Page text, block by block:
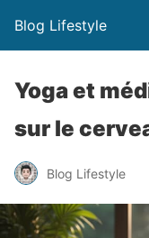
Blog Lifestyle
Yoga et
sur le
Blog Lifestyle